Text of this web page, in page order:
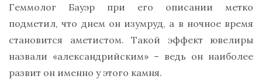
Геммолог Бауэр при его описании метко
подметил, что днем он изумруд, а в ночное время
становится аметистом. Такой эффект ювелиры
назвали «александрийским» – ведь он наиболее
развит он именно у этого камня.